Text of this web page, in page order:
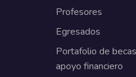
Profesores
Egresados
Portafolio de
apoyo financiero